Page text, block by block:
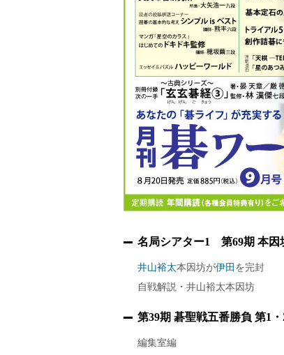
名局シアター1 第69期 本因
井山裕太本因坊が伊田 を完封
自戦解説・井山裕太本因坊
第39期 碁聖戦五番勝負 第1
編集室編